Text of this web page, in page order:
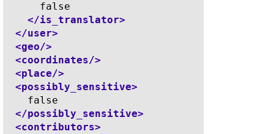
      false
</is_translator>
</user>
<geo/>
<coordinates/>
<place/>
<possibly_sensitive>
    false
</possibly_sensitive>
<contributors>